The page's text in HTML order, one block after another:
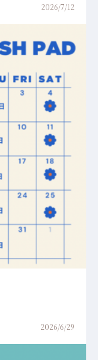
2026/7/12
2026/6/29